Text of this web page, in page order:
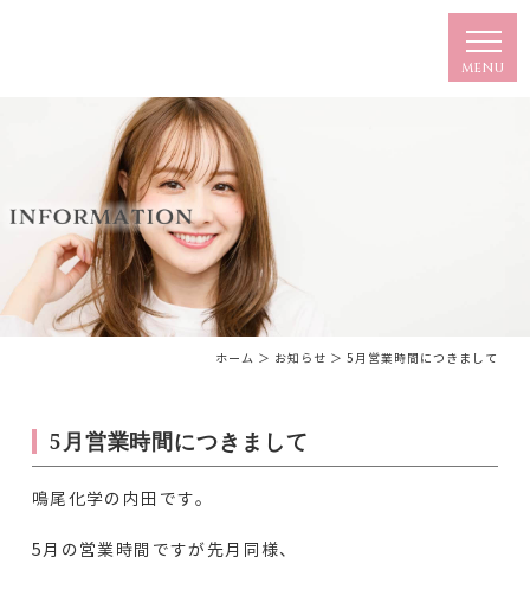
ホーム ＞ お知らせ ＞ 5月営業時間につきまして
5月営業時間につきまして
鳴尾化学の内田です。
5月の営業時間ですが先月同様、